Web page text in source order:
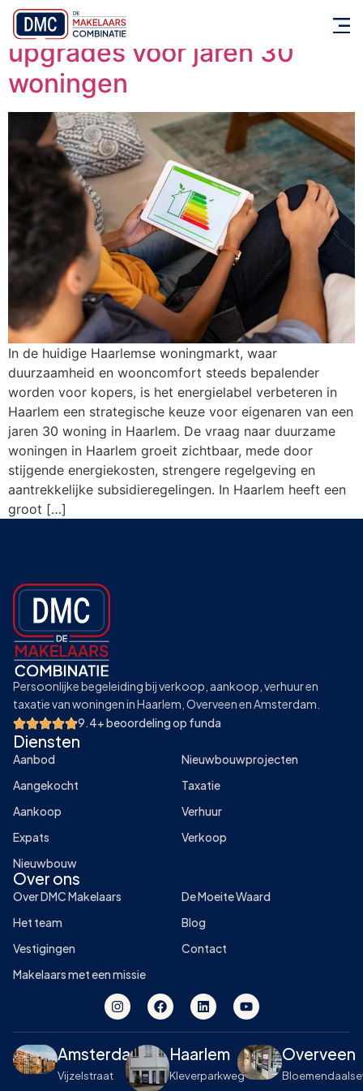
Energielabel verbeteren: 7
upgrades voor jaren 30
woningen
In de huidige Haarlemse woningmarkt, waar
duurzaamheid en wooncomfort steeds bepalender
worden voor kopers, is het energielabel verbeteren in
Haarlem een strategische keuze voor eigenaren van een
jaren 30 woning in Haarlem. De vraag naar duurzame
woningen in Haarlem groeit zichtbaar, mede door
stijgende energiekosten, strengere regelgeving en
aantrekkelijke subsidieregelingen. In Haarlem heeft een
groot […]
Persoonlijke begeleiding bij verkoop, aankoop, verhuur en
taxatie van woningen in Haarlem, Overveen en Amsterdam.
9.4+ beoordeling op funda
Diensten
Aanbod
Aangekocht
Aankoop
Expats
Nieuwbouw
Nieuwbouwprojecten
Taxatie
Verhuur
Verkoop
Over ons
Over DMC Makelaars
Het team
Vestigingen
Makelaars met een missie
De Moeite Waard
Blog
Contact
Amsterdam
Vijzelstraat
Haarlem
Kleverparkweg
Overveen